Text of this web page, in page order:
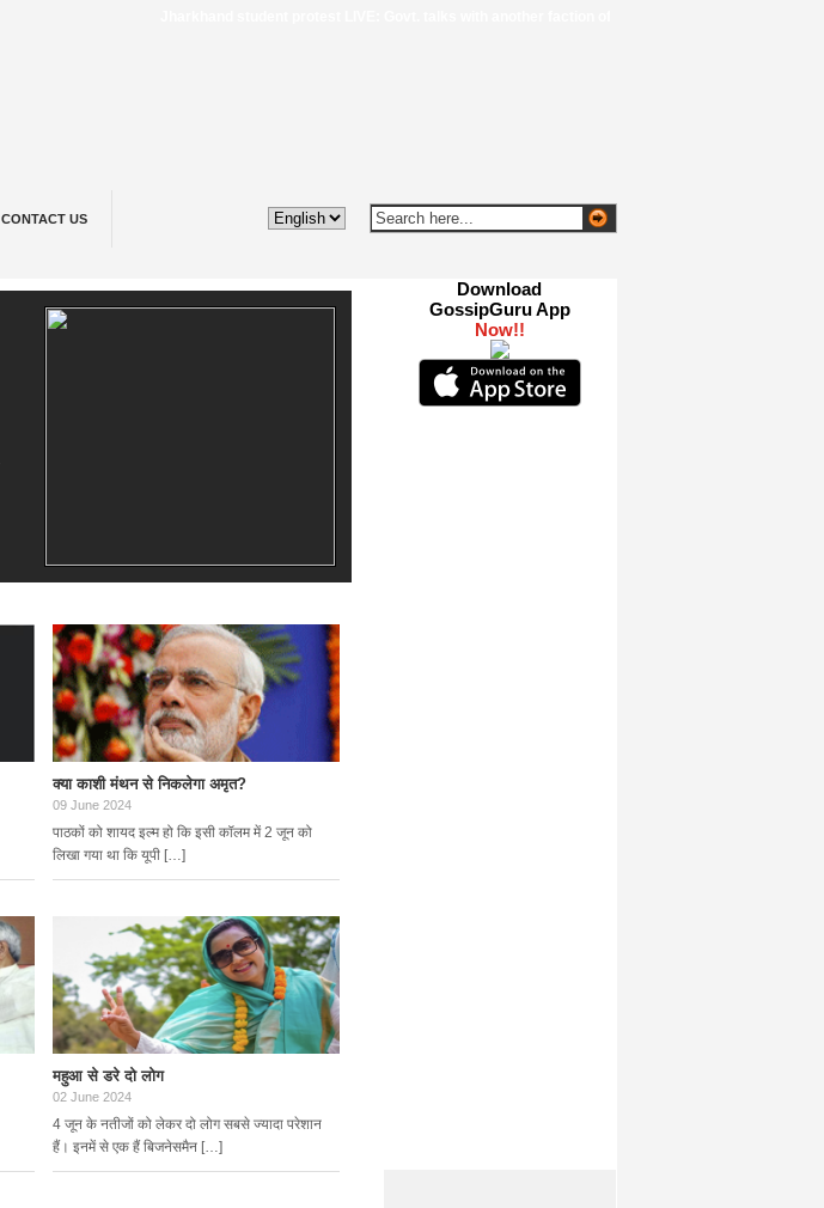
CONTACT US
क्या काशी मंथन से निकलेगा अमृत?
09 June 2024
पाठकों को शायद इल्म हो कि इसी कॉलम में 2 जून को
लिखा गया था कि यूपी […]
महुआ से डरे दो लोग
02 June 2024
4 जून के नतीजों को लेकर दो लोग सबसे ज्यादा परेशान
हैं। इनमें से एक हैं बिजनेसमैन […]
Download
GossipGuru App